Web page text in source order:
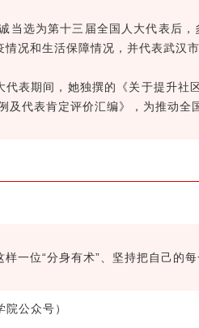
当选为第十三届全国人大代表后
情况和生活保障情况，并代表武汉
代表期间，她独撰的《关于提升
及代表肯定评价汇编》，为推动全
样一位“分身有术”、坚持把自己的
院公众号）